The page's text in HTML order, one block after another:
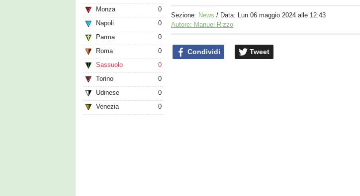
Monza
0
Napoli
0
Parma
0
Roma
0
Sassuolo
0
Torino
0
Udinese
0
Venezia
0
Sezione: News / Data: Lun 06 maggio 2024 alle 12:43
Autore: Manuel Rizzo
Condividi Tweet